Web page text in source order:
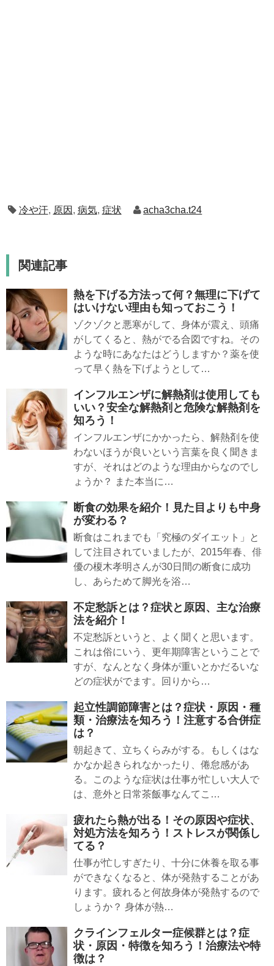
冷や汗, 原因 , 病気, 症状 acha3cha.t24
関連記事
熱を下げる方法って何？無理に下げて
はいけない理由も知っておこう！
ゾクゾクと悪寒がして、身体が震え、頭痛
がしてくると、熱がでる合図ですね。その
ような時にあなたはどうしますか？薬を使
って早く熱を下げようとして…
インフルエンザに解熱剤は使用しても
いい？安全な解熱剤と危険な解熱剤を
知ろう！
インフルエンザにかかったら、解熱剤を使
わないほうが良いという言葉を良く聞きま
すが、それはどのような理由からなのでし
ょうか？ また本当に…
断食の効果を紹介！見た目よりも中身
が変わる？
断食はこれまでも「究極のダイエット」と
して注目されていましたが、2015年春、俳
優の榎木孝明さんが30日間の断食に成功
し、あらためて脚光を浴…
不定愁訴とは？症状と原因、主な治療
法を紹介！
不定愁訴というと、よく聞くと思います。
これは俗にいう、更年期障害ということで
すが、なんとなく身体が重いとかだるいな
どの症状がでます。回りから…
起立性調節障害とは？症状・原因・種
類・治療法を知ろう！注意する合併症
は？
朝起きて、立ちくらみがする。もしくはな
かなか起きられなかったり、倦怠感があ
る。このような症状は仕事が忙しい大人で
は、意外と日常茶飯事なんてこ…
疲れたら熱が出る！その原因や症状、
対処方法を知ろう！ストレスが関係し
てる？
仕事が忙しすぎたり、十分に休養を取る事
ができなくなると、体が発熱することがあ
ります。疲れると何故身体が発熱するので
しょうか？ 身体が熱…
クラインフェルター症候群とは？症
状・原因・特徴を知ろう！治療法や特
徴は？